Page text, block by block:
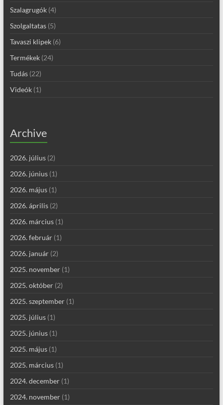
Szalagrugók(4)
Szolgaltatas(5)
Tavaszi klipek(6)
Termékek(24)
Tudás(22)
Videók(1)
Archive
2026. július(2)
2026. június(1)
2026. május(1)
2026. április(2)
2026. március(1)
2026. február(1)
2026. január(2)
2025. november(1)
2025. október(2)
2025. szeptember(1)
2025. július(1)
2025. június(1)
2025. május(1)
2025. március(1)
2024. december(1)
2024. november(1)